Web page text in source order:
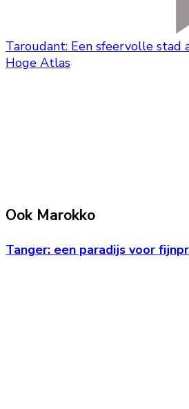
Taroudant: Een sfeervolle stad
Hoge Atlas
Ook Marokko
Tanger: een paradijs voor